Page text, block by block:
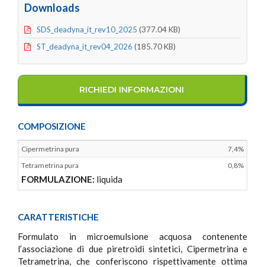
Downloads
SDS_deadyna_it_rev10_2025 (377.04 KB)
ST_deadyna_it_rev04_2026 (185.70 KB)
RICHIEDI INFORMAZIONI
COMPOSIZIONE
Cipermetrina pura
7,4%
Tetrametrina pura
0,8%
FORMULAZIONE: liquida
CARATTERISTICHE
Formulato in microemulsione acquosa contenente
l’associazione di due piretroidi sintetici, Cipermetrina e
Tetrametrina, che conferiscono rispettivamente ottima